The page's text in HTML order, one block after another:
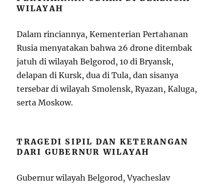
WILAYAH
Dalam rinciannya, Kementerian Pertahanan
Rusia menyatakan bahwa 26 drone ditembak
jatuh di wilayah Belgorod, 10 di Bryansk,
delapan di Kursk, dua di Tula, dan sisanya
tersebar di wilayah Smolensk, Ryazan, Kaluga,
serta Moskow.
TRAGEDI SIPIL DAN KETERANGAN
DARI GUBERNUR WILAYAH
Gubernur wilayah Belgorod, Vyacheslav